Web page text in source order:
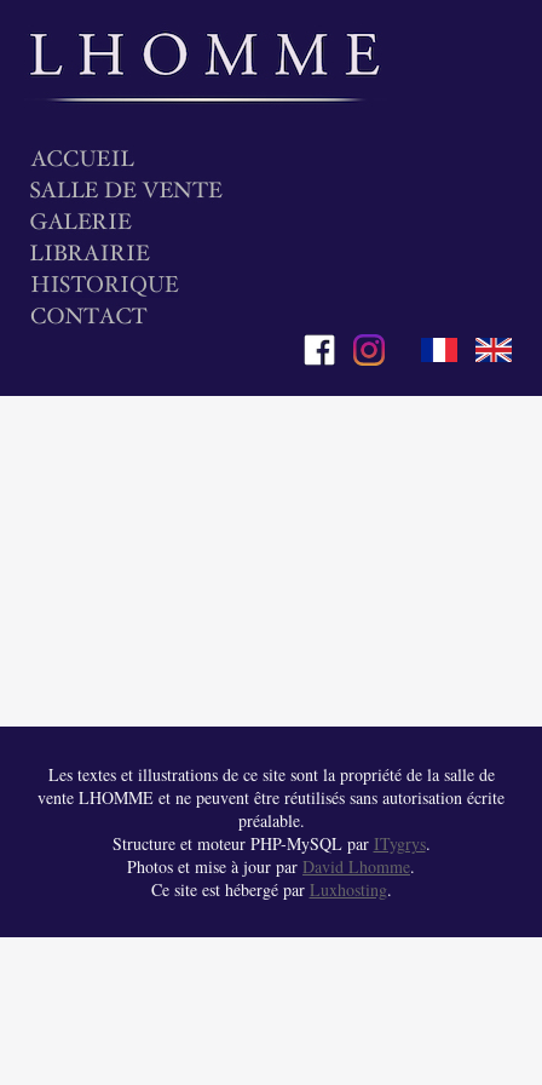
Les textes et illustrations de ce site sont la propriété de la salle de
vente LHOMME et ne peuvent être réutilisés sans autorisation écrite
préalable.
Structure et moteur PHP-MySQL par ITygrys.
Photos et mise à jour par David Lhomme.
Ce site est hébergé par Luxhosting.